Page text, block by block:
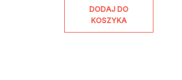
DODAJ DO
KOSZYKA